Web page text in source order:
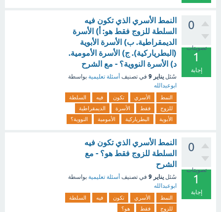
0
تصويتات
1
إجابة
النمط الأسري الذي تكون فيه
السلطة للزوج فقط هو: أ) الأسرة
الديمقراطية. ب) الأسرة الأبوية
(البطرياركية). ج) الأسرة الأمومية.
د) الأسرة النووية؟ - مع الشرح
سُئل يناير 9 في تصنيف أسئلة تعليمية بواسطة
ابوعبدالله
النمط الأسري تكون فيه
السلطة
للزوج
فقط الأسرة
الديمقراطية
الأبوية
البطرياركية الأمومية النووية؟
0
تصويتات
1
إجابة
النمط الأسري الذي تكون فيه
السلطة للزوج فقط هو؟ - مع
الشرح
سُئل يناير 9 في تصنيف أسئلة تعليمية بواسطة
ابوعبدالله
النمط الأسري تكون فيه
السلطة
للزوج
فقط هو؟